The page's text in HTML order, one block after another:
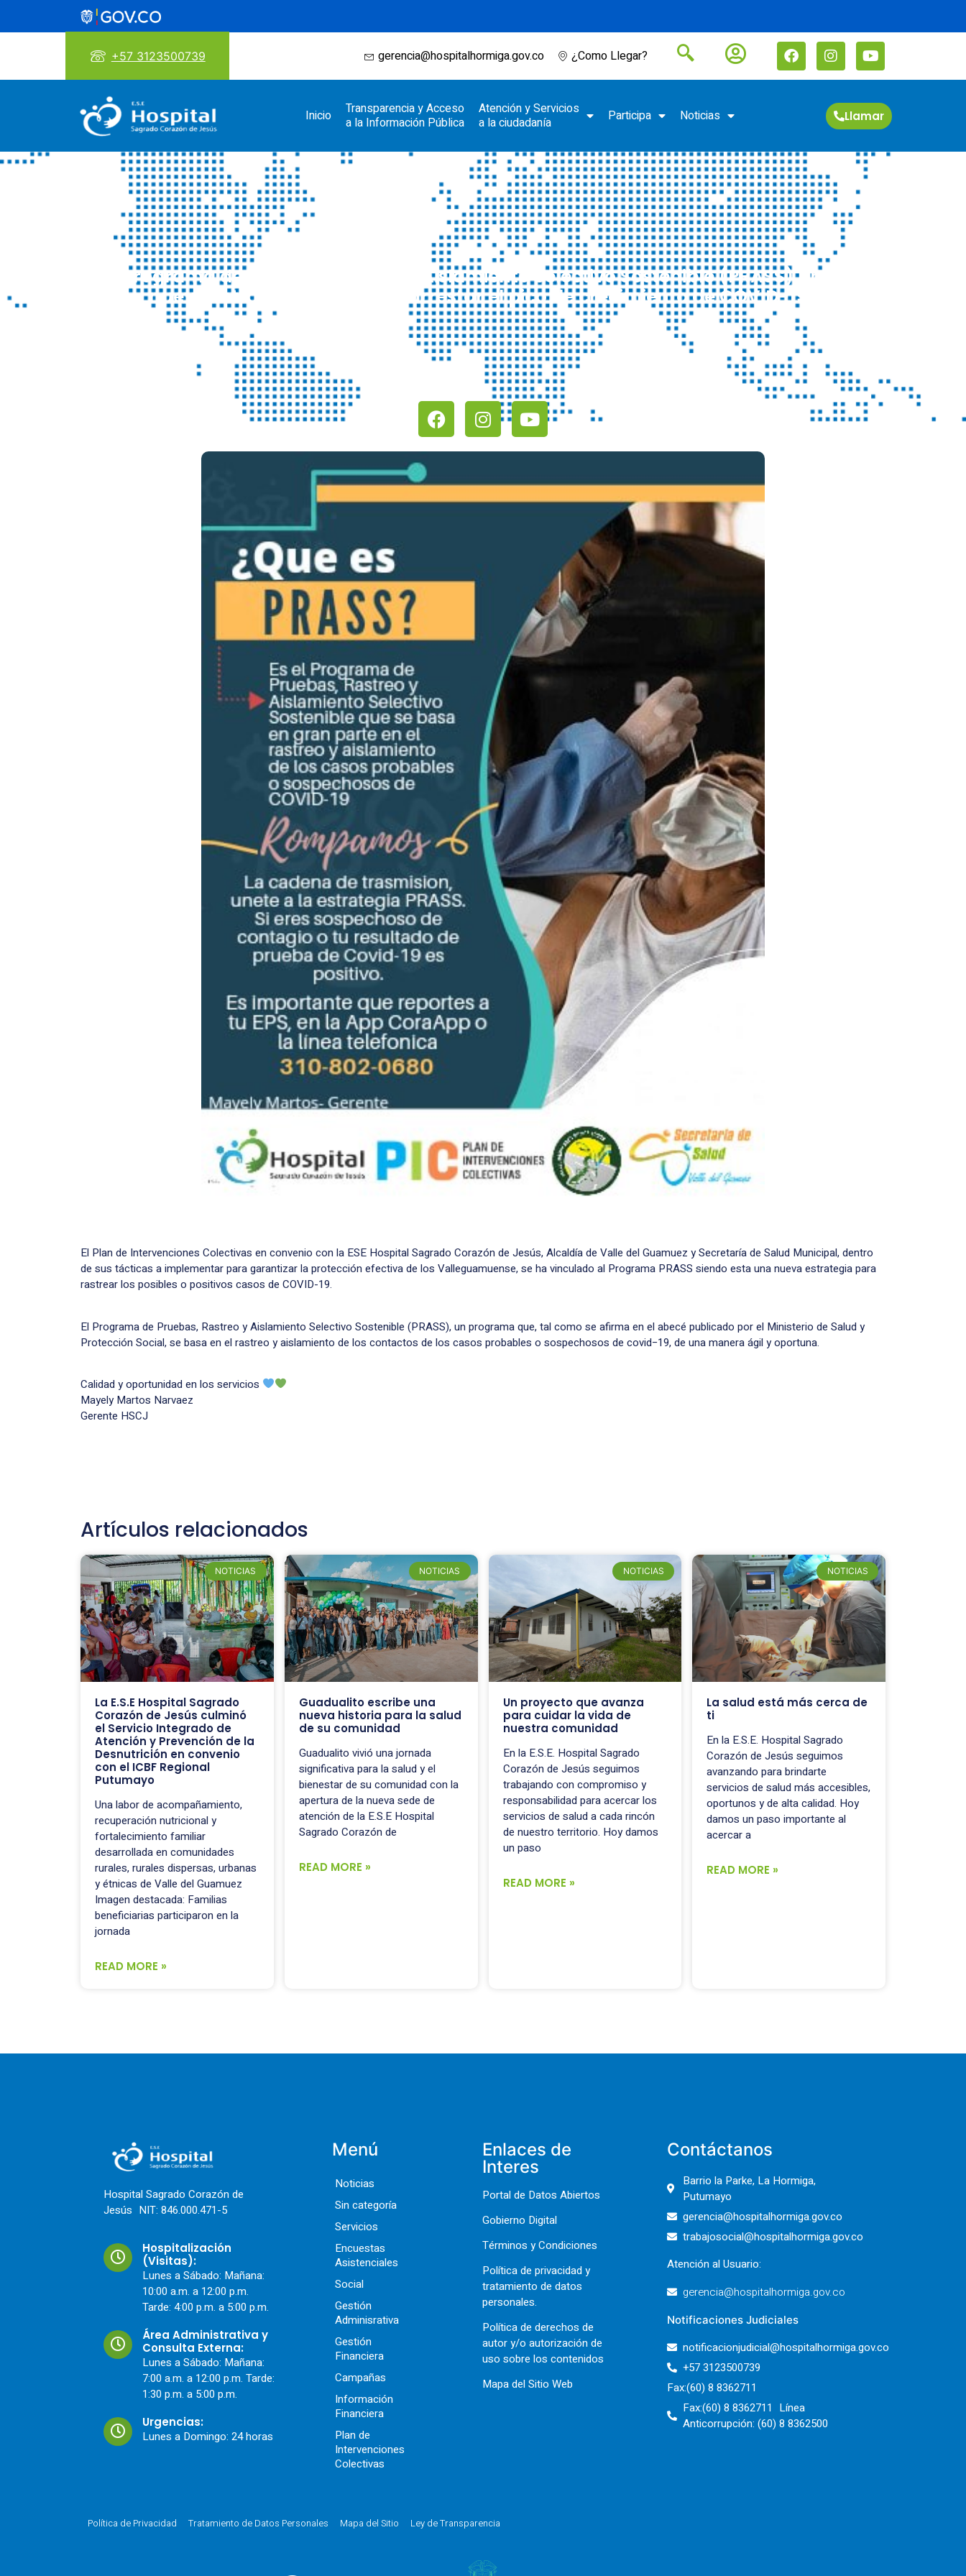
+57 3123500739 gerencia@hospitalhormiga.gov.co ¿Como Llegar?
Inicio
Transparencia y Acceso
a la Información Pública
Atención y Servicios
a la ciudadanía
Participa Noticias Llamar
Programa de Pruebas, Rastreo y Aislamiento Selectivo Sostenible (PRASS) una
nueva estrategia para contrarrestar el pico de crecimiento de COVID-19
El Plan de Intervenciones Colectivas en convenio con la ESE Hospital Sagrado Corazón de Jesús, Alcaldía de Valle del Guamuez y Secretaría de Salud Municipal, dentro
de sus tácticas a implementar para garantizar la protección efectiva de los Valleguamuense, se ha vinculado al Programa PRASS siendo esta una nueva estrategia para
rastrear los posibles o positivos casos de COVID-19.
El Programa de Pruebas, Rastreo y Aislamiento Selectivo Sostenible (PRASS), un programa que, tal como se afirma en el abecé publicado por el Ministerio de Salud y
Protección Social, se basa en el rastreo y aislamiento de los contactos de los casos probables o sospechosos de covid−19, de una manera ágil y oportuna.
Calidad y oportunidad en los servicios
Mayely Martos Narvaez
Gerente HSCJ
Artículos relacionados
NOTICIAS
La E.S.E Hospital Sagrado
Corazón de Jesús culminó
el Servicio Integrado de
Atención y Prevención de la
Desnutrición en convenio
con el ICBF Regional
Putumayo
Una labor de acompañamiento,
recuperación nutricional y
fortalecimiento familiar
desarrollada en comunidades
rurales, rurales dispersas, urbanas
y étnicas de Valle del Guamuez
Imagen destacada: Familias
beneficiarias participaron en la
jornada
READ MORE »
NOTICIAS
Guadualito escribe una
nueva historia para la salud
de su comunidad
Guadualito vivió una jornada
significativa para la salud y el
bienestar de su comunidad con la
apertura de la nueva sede de
atención de la E.S.E Hospital
Sagrado Corazón de
READ MORE »
NOTICIAS
Un proyecto que avanza
para cuidar la vida de
nuestra comunidad
En la E.S.E. Hospital Sagrado
Corazón de Jesús seguimos
trabajando con compromiso y
responsabilidad para acercar los
servicios de salud a cada rincón
de nuestro territorio. Hoy damos
un paso
READ MORE »
NOTICIAS
La salud está más cerca de
ti
En la E.S.E. Hospital Sagrado
Corazón de Jesús seguimos
avanzando para brindarte
servicios de salud más accesibles,
oportunos y de alta calidad. Hoy
damos un paso importante al
acercar a
READ MORE »
Hospital Sagrado Corazón de
Jesús NIT: 846.000.471-5
Hospitalización
(Visitas):
Lunes a Sábado: Mañana:
10:00 a.m. a 12:00 p.m.
Tarde: 4:00 p.m. a 5:00 p.m.
Área Administrativa y
Consulta Externa:
Lunes a Sábado: Mañana:
7:00 a.m. a 12:00 p.m. Tarde:
1:30 p.m. a 5:00 p.m.
Urgencias:
Lunes a Domingo: 24 horas
Menú
Noticias
Sin categoría
Servicios
Encuestas
Asistenciales
Social
Gestión
Adminisrativa
Gestión
Financiera
Campañas
Información
Financiera
Plan de
Intervenciones
Colectivas
Enlaces de
Interes
Portal de Datos Abiertos
Gobierno Digital
Términos y Condiciones
Política de privacidad y
tratamiento de datos
personales.
Política de derechos de
autor y/o autorización de
uso sobre los contenidos
Mapa del Sitio Web
Contáctanos
Barrio la Parke, La Hormiga,
Putumayo
gerencia@hospitalhormiga.gov.co
trabajosocial@hospitalhormiga.gov.co
Atención al Usuario:
gerencia@hospitalhormiga.gov.co
Notificaciones Judiciales
notificacionjudicial@hospitalhormiga.gov.co
+57 3123500739
Fax:(60) 8 8362711
Fax:(60) 8 8362711 Línea
Anticorrupción: (60) 8 8362500
Política de Privacidad Tratamiento de Datos Personales Mapa del Sitio Ley de Transparencia